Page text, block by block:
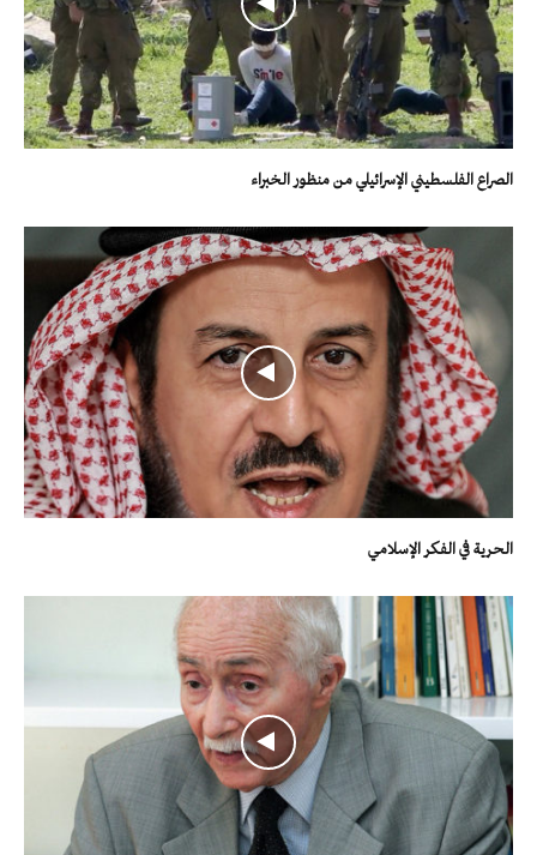
الصراع الفلسطيني الإسرائيلي من منظور الخبراء
الحرية في الفكر الإسلامي